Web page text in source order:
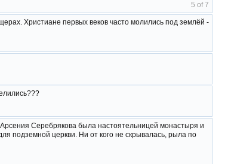
5 of 7
Христиане первых веков часто молились под землёй -
Серебрякова была настоятельницей монастыря и
подземной церкви. Ни от кого не скрывалась, рыла по